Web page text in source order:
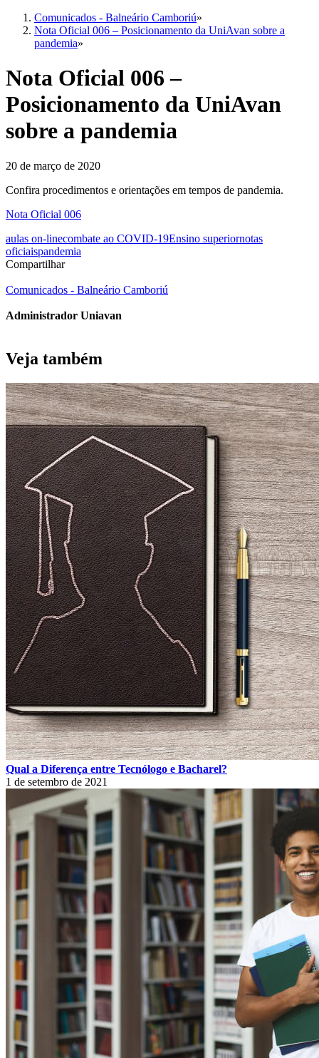
Comunicados - Balneário Camboriú»
Nota Oficial 006 – Posicionamento da UniAvan sobre a
pandemia»
Nota Oficial 006 –
Posicionamento da UniAvan
sobre a pandemia
20 de março de 2020
Confira procedimentos e orientações em tempos de pandemia.
Nota Oficial 006
aulas on-linecombate ao COVID-19Ensino superiornotas
oficiaispandemia
Compartilhar
Comunicados - Balneário Camboriú
Administrador Uniavan
Veja também
Qual a Diferença entre Tecnólogo e Bacharel?
1 de setembro de 2021